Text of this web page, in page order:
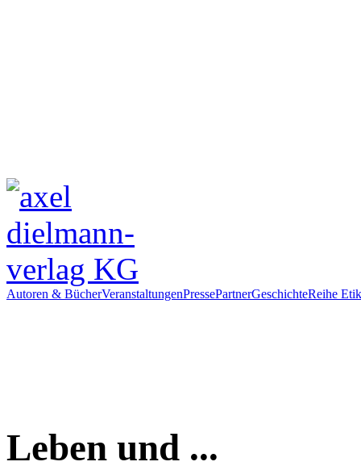
Autoren & BücherVeranstaltungenPressePartnerGeschichteReihe
Leben und ...